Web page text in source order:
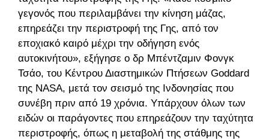
γεγονός που περιλαμβάνει την κίνηση μάζας,
επηρεάζει την περιστροφή της Γης, από τον
εποχιακό καιρό μέχρι την οδήγηση ενός
αυτοκινήτου», εξήγησε ο δρ Μπέντζαμιν Φονγκ
Τσάο, του Κέντρου Διαστημικών Πτήσεων Goddard
της NASA, μετά τον σεισμό της Ινδονησίας που
συνέβη πριν από 19 χρόνια. Υπάρχουν όλων των
ειδών οι παράγοντες που επηρεάζουν την ταχύτητα
περιστροφής, όπως η μεταβολή της στάθμης της